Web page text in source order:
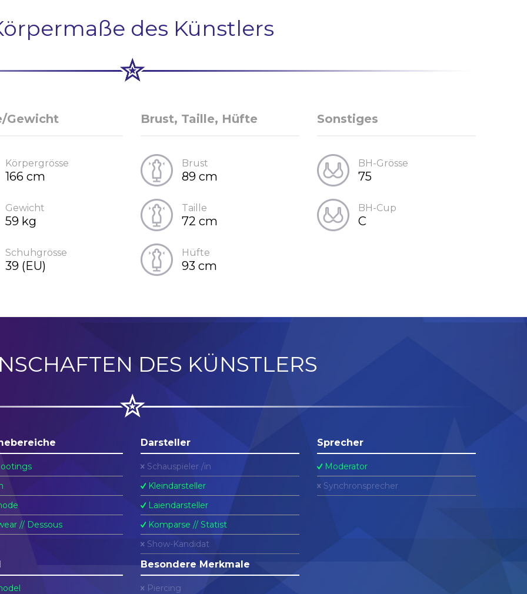
des Künstlers
Gewicht
Körpergrösse
166 cm
Gewicht
59 kg
Schuhgrösse
39 (EU)
Brust, Taille, Hüfte
Brust
89 cm
Taille
72 cm
Hüfte
93 cm
Sonstiges
BH-Grösse
75
BH-Cup
C
DES KÜNSTLERS
// Dessous
Darsteller
Schauspieler /in
Kleindarsteller
Laiendarsteller
Komparse // Statist
Show-Kandidat
Sprecher
Moderator
Synchronsprecher
Besondere Merkmale
Piercing